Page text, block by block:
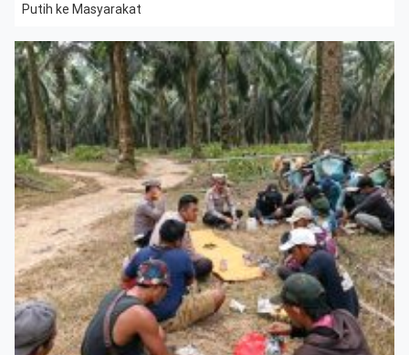
Putih ke Masyarakat